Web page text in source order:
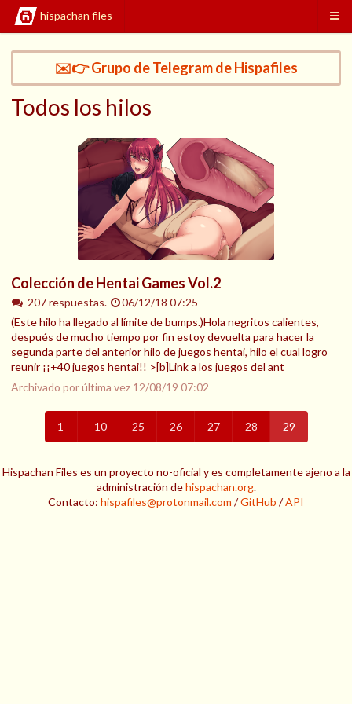
hispachan files
✉️👉 Grupo de Telegram de Hispafiles
Todos los hilos
Colección de Hentai Games Vol.2
207 respuestas.
06/12/18 07:25
(Este hilo ha llegado al límite de bumps.)Hola negritos calientes,
después de mucho tiempo por fin estoy devuelta para hacer la
segunda parte del anterior hilo de juegos hentai, hilo el cual logro
reunir ¡¡+40 juegos hentai!! >[b]Link a los juegos del ant
Archivado por última vez 12/08/19 07:02
1 -10 25 26 27 28 29
Hispachan Files es un proyecto no-oficial y es completamente ajeno a la
administración dehispachan.org.
Contacto: hispafiles@protonmail.com /GitHub /API